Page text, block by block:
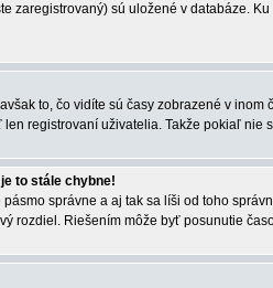
zaregistrovaný) sú uložené v databáze.
to, čo vidíte sú časy zobrazené v
registrovaní uživatelia. Takže pokiaľ nie
to stále chybne!
pásmo správne a aj tak sa líši od toho
rozdiel. Riešením môže byť posunutie